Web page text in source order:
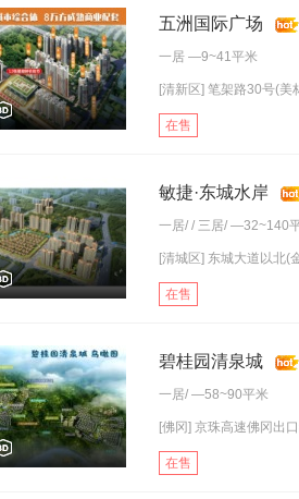
五洲国际广场
一居 —9~41平米
[清新区] 笔架路30号(美
在售
敏捷·东城水岸
一居/ / 三居/ —32~140
[清城区] 东城大道以北(
在售
碧桂园清泉城
一居/ —58~90平米
[佛冈] 京珠高速佛冈出
在售